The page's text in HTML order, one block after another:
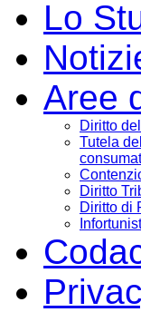
Lo
Aree
Diritto
Tutela del
Diritto
Diritto di